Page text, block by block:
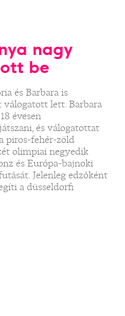
nagy
be
és Barbara is
válogatott lett. Barbara
évesen
és válogatottat
piros-fehér-zöld
olimpiai negyedik
és Európa-bajnoki
Jelenleg edzőként
a düsseldorfi